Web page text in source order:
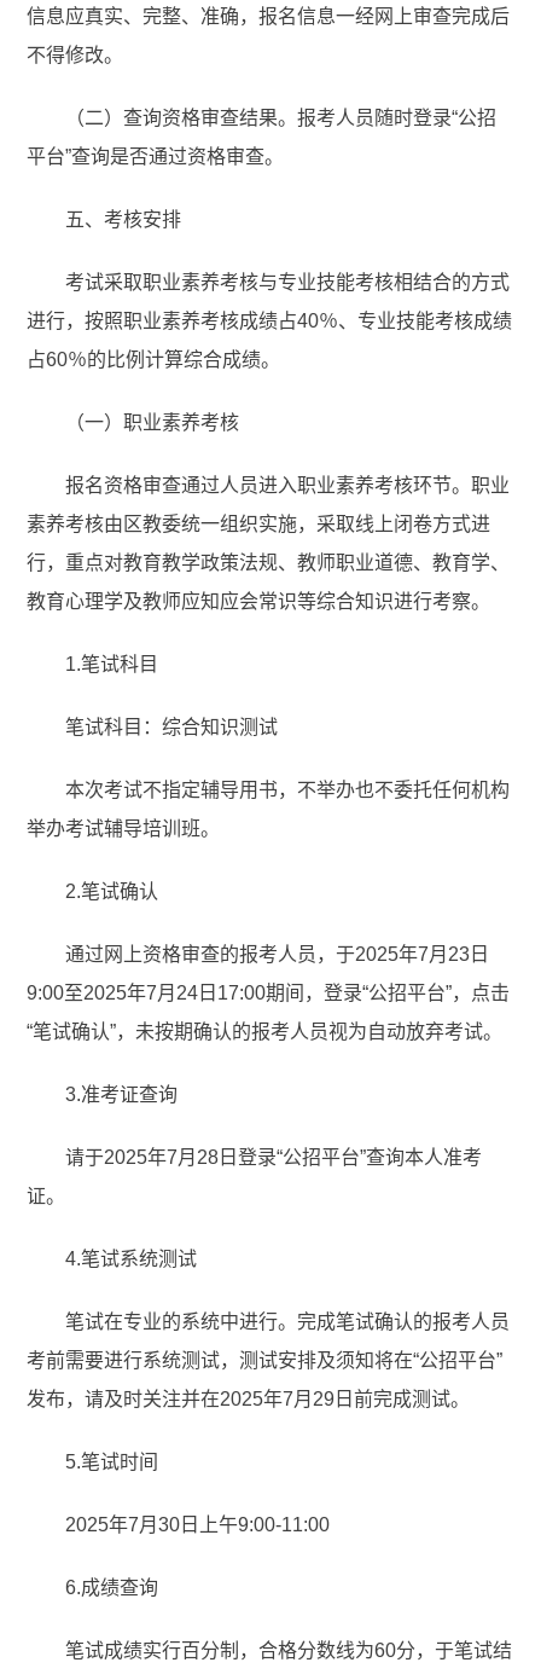
信息应真实、完整、准确，报名信息一经网上审查完成后
不得修改。
（二）查询资格审查结果。报考人员随时登录“公招
平台”查询是否通过资格审查。
五、考核安排
考试采取职业素养考核与专业技能考核相结合的方式
进行，按照职业素养考核成绩占40％、专业技能考核成绩
占60％的比例计算综合成绩。
（一）职业素养考核
报名资格审查通过人员进入职业素养考核环节。职业
素养考核由区教委统一组织实施，采取线上闭卷方式进
行，重点对教育教学政策法规、教师职业道德、教育学、
教育心理学及教师应知应会常识等综合知识进行考察。
1.笔试科目
笔试科目：综合知识测试
本次考试不指定辅导用书，不举办也不委托任何机构
举办考试辅导培训班。
2.笔试确认
通过网上资格审查的报考人员，于2025年7月23日
9:00至2025年7月24日17:00期间，登录“公招平台”，点击
“笔试确认”，未按期确认的报考人员视为自动放弃考试。
3.准考证查询
请于2025年7月28日登录“公招平台”查询本人准考
证。
4.笔试系统测试
笔试在专业的系统中进行。完成笔试确认的报考人员
考前需要进行系统测试，测试安排及须知将在“公招平台”
发布，请及时关注并在2025年7月29日前完成测试。
5.笔试时间
2025年7月30日上午9:00-11:00
6.成绩查询
笔试成绩实行百分制，合格分数线为60分，于笔试结